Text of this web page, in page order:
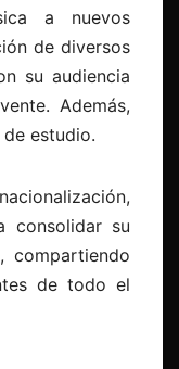
a nuevos
de diversos
su audiencia
Además,
estudio.
consolidar su
compartiendo
de todo el